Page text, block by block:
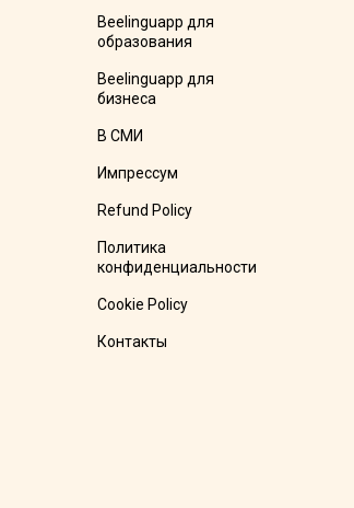
Beelinguapp для
образования
Beelinguapp для
бизнеса
В СМИ
Импрессум
Refund Policy
Политика
конфиденциальности
Cookie Policy
Контакты